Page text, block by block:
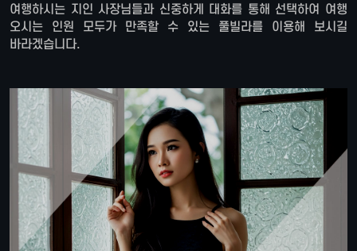
여행하시는 지인 사장님들과 신중하게 대화를 통해 선택하여 여행
오시는 인원 모두가 만족할 수 있는 풀빌라를 이용해 보시길
바라겠습니다.